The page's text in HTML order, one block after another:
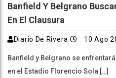
Banfield Y Belgrano
En El Clausura
Diario De Rivera 10 Ago
Banfield y Belgrano se
en el Estadio Florencio Sola […]